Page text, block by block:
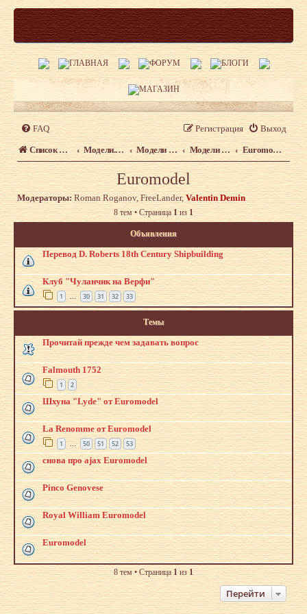
FAQ Выход
Регистрация
Список форумов Модели. Форум моделистов сайта shipmodeling.ru Модели из наборов. Что, где, когда. Модели из наборов Euromodel
Euromodel
Модераторы: Roman Roganov,FreeLander,Valentin Demin
8 тем • Страница1 из1
Объявления
Перевод D. Roberts 18th Century Shipbuilding
Клуб "Чуланчик на Верфи"
1 … 30 31 32 33
Темы
Прочитай прежде чем задавать вопрос
Falmouth 1752
1 2
Шхуна "Lyde" от Euromodel
La Renomme от Euromodel
1 … 50 51 52 53
снова про ajax Euromodel
Pinco Genovese
Royal William Euromodel
Euromodel
8 тем • Страница1из1
Перейти